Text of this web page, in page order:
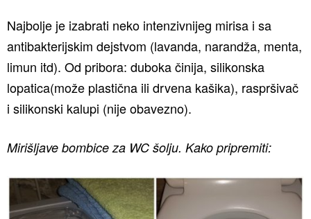
Najbolje je izabrati neko intenzivnijeg mirisa i sa
antibakterijskim dejstvom (lavanda, narandža, menta,
limun itd). Od pribora: duboka činija, silikonska
lopatica(može plastična ili drvena kašika), raspršivač
i silikonski kalupi (nije obavezno).
Mirišljave bombice za WC šolju. Kako pripremiti: